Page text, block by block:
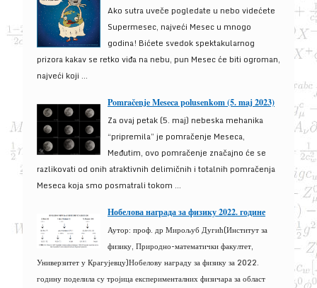
Ako sutra uveče pogledate u nebo videćete
Supermesec, najveći Mesec u mnogo
godina! Bićete svedok spektakularnog
prizora kakav se retko viđa na nebu, pun Mesec će biti ogroman,
najveći koji ...
Pomračenje Meseca polusenkom (5. maj 2023)
Za ovaj petak (5. maj) nebeska mehanika
“pripremila” je pomračenje Meseca,
Međutim, ovo pomračenje značajno će se
razlikovati od onih atraktivnih delimičnih i totalnih pomračenja
Meseca koja smo posmatrali tokom ...
Нобелова награда за физику 2022. године
Аутор: проф. др Мирољуб Дугић(Институт за
физику, Природно-математички факултет,
Универзитет у Крагујевцу)Нобелову награду за физику за 2022.
годину поделила су тројица експерименталних физичара за област